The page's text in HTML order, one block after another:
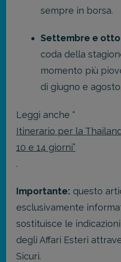
sempre in borsa.
Settembre e
coda della
momento più
di giugno e agosto.
Leggi anche “
Itinerario per la
10 e 14 giorni”
.
Importante: questo
esclusivamente
sostituisce le
degli Affari Esteri
Sicuri.